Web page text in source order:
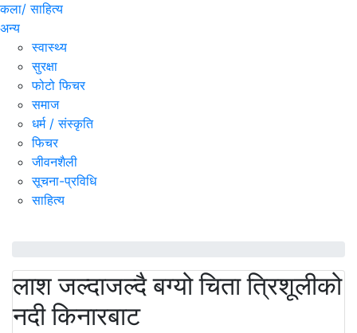
कला/ साहित्य
अन्य
स्वास्थ्य
सुरक्षा
फोटो फिचर
समाज
धर्म / संस्कृति
फिचर
जीवनशैली
सूचना-प्रविधि
साहित्य
लाश जल्दाजल्दै बग्यो चिता त्रिशूलीको
नदी किनारबाट